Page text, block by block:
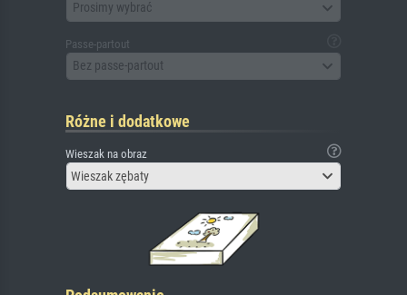
Prosimy wybrać
Passe-partout
Bez passe-partout
Różne i dodatkowe
Wieszak na obraz
Wieszak zębaty